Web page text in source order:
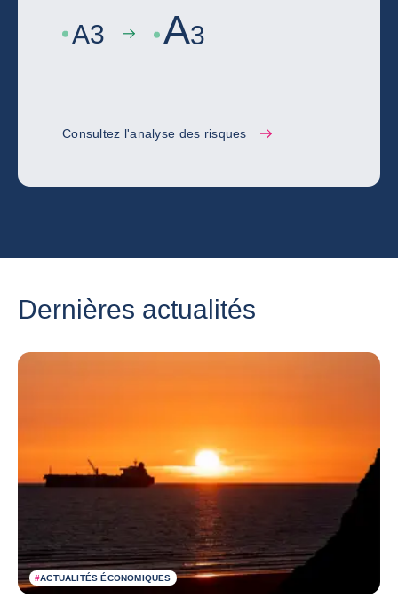
A3 A3
Consultez l'analyse des risques
Dernières actualités
#ACTUALITÉS ÉCONOMIQUES